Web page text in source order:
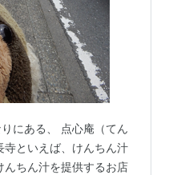
にある、 点心庵（てん
寺といえば、けんちん汁
んちん汁を提供するお店